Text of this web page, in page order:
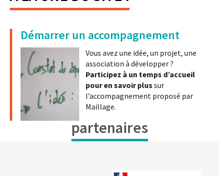
Démarrer un accompagnement
Vous avez une idée, un projet, une
association à développer ?
Participez à un temps d’accueil
pour en savoir plus sur
l’accompagnement proposé par
Maillage.
partenaires